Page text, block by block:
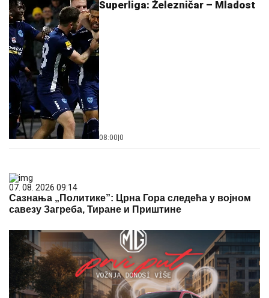
Superliga: Železničar – Mladost
08:00 0
07. 08. 2026 09:14
Сазнања „Политике”: Црна Гора следећа у војном
савезу Загреба, Тиране и Приштине